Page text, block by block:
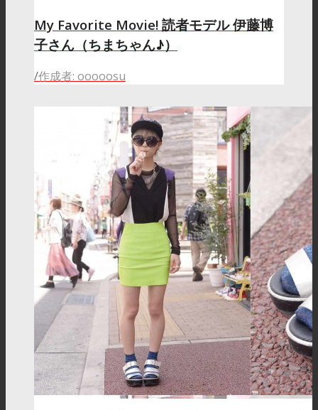
My Favorite Movie! 読者モデル 伊藤博
子さん（ちまちゃん♪）
/作成者: ooooosu